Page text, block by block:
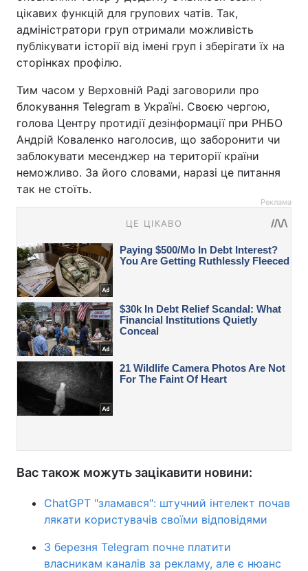
цікавих функцій для групових чатів. Так,
адміністратори груп отримали можливість
публікувати історії від імені груп і зберігати їх на
сторінках профілю.
Тим часом у Верховній Раді заговорили про
блокування Telegram в Україні. Своєю чергою,
голова Центру протидії дезінформації при РНБО
Андрій Коваленко наголосив, що заборонити чи
заблокувати месенджер на території країни
неможливо. За його словами, наразі це питання
так не стоїть.
Реклама
Вас також можуть зацікавити новини:
ChatGPT "зламався": штучний інтелект почав
лякати користувачів своїми відповідями
З березня Telegram почне платити
власникам каналів за рекламу, але є нюанс